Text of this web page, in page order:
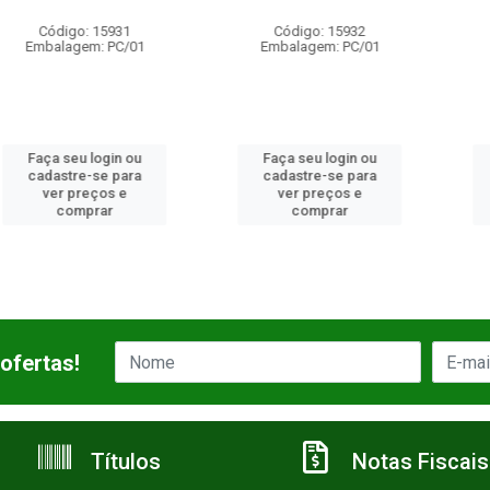
15931
PC/01
login ou
se para
e
Código: 15932
Embalagem: PC/01
Faça seu login ou
cadastre-se para
ver preços e
Faça
ver
Títulos Notas Fiscais